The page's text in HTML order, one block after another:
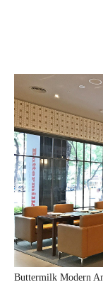
Buttermilk Modern